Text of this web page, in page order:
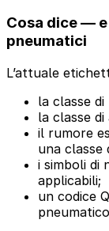
Cosa dice —
pneumatici
L’attuale
la classe
la classe
il rumore
una classe
i simboli di
applicabili;
un codice